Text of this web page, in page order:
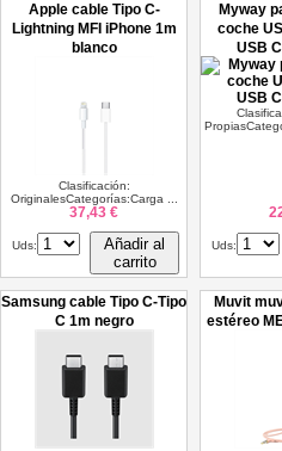
Apple cable Tipo C-
Lightning MFI iPhone 1m
blanco
Clasificación:
OriginalesCategorías:Carga ...
37,43 €
Uds:
Añadir al
carrito
Myway
coche
USB
Uds:
Samsung cable Tipo C-Tipo
C 1m negro
Muvit
estéreo